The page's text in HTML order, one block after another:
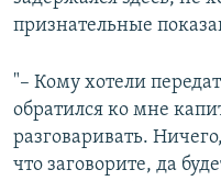
признательные
"– Кому хотели
обратился ко мне
разговаривать.
что заговорите, да